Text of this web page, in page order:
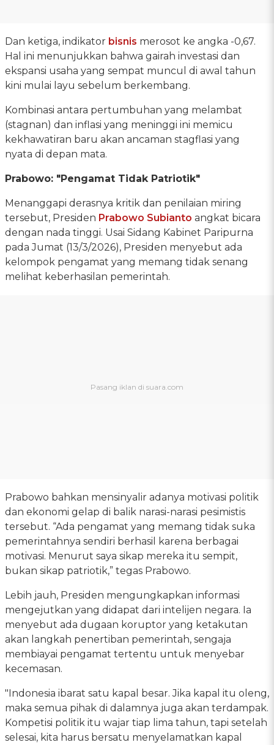
Dan ketiga, indikator bisnis merosot ke angka -0,67.
Hal ini menunjukkan bahwa gairah investasi dan
ekspansi usaha yang sempat muncul di awal tahun
kini mulai layu sebelum berkembang.
Kombinasi antara pertumbuhan yang melambat
(stagnan) dan inflasi yang meninggi ini memicu
kekhawatiran baru akan ancaman stagflasi yang
nyata di depan mata.
Prabowo: "Pengamat Tidak Patriotik"
Menanggapi derasnya kritik dan penilaian miring
tersebut, Presiden Prabowo Subianto angkat bicara
dengan nada tinggi. Usai Sidang Kabinet Paripurna
pada Jumat (13/3/2026), Presiden menyebut ada
kelompok pengamat yang memang tidak senang
melihat keberhasilan pemerintah.
Prabowo bahkan mensinyalir adanya motivasi politik
dan ekonomi gelap di balik narasi-narasi pesimistis
tersebut. “Ada pengamat yang memang tidak suka
pemerintahnya sendiri berhasil karena berbagai
motivasi. Menurut saya sikap mereka itu sempit,
bukan sikap patriotik,” tegas Prabowo.
Lebih jauh, Presiden mengungkapkan informasi
mengejutkan yang didapat dari intelijen negara. Ia
menyebut ada dugaan koruptor yang ketakutan
akan langkah penertiban pemerintah, sengaja
membiayai pengamat tertentu untuk menyebar
kecemasan.
"Indonesia ibarat satu kapal besar. Jika kapal itu oleng,
maka semua pihak di dalamnya juga akan terdampak.
Kompetisi politik itu wajar tiap lima tahun, tapi setelah
selesai, kita harus bersatu menyelamatkan kapal